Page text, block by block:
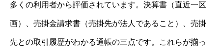
多くの利用者から評価されています。決算書（直近一区
画）、売掛金請求書（売掛先が法人であること）、売掛
先との取引履歴がわかる通帳の三点です。これらが揃っ